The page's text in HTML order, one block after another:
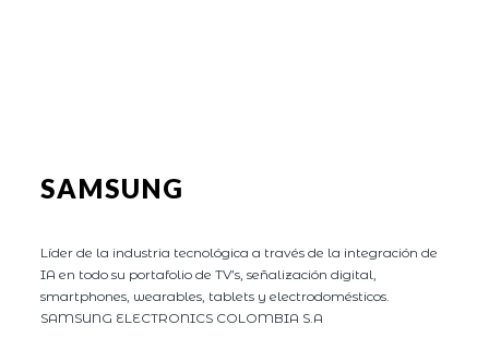
SAMSUNG
Líder de la industria tecnológica a través de la integración de
IA en todo su portafolio de TV’s, señalización digital,
smartphones, wearables, tablets y electrodomésticos.
SAMSUNG ELECTRONICS COLOMBIA S.A